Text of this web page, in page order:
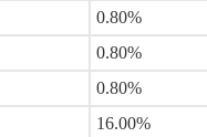
0.80%
0.80%
0.80%
16.00%